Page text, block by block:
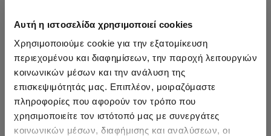
Αυτή η ιστοσελίδα χρησιμοποιεί cookies
Χρησιμοποιούμε cookie για την εξατομίκευση
περιεχομένου και διαφημίσεων, την παροχή λειτουργιών
κοινωνικών μέσων και την ανάλυση της
επισκεψιμότητάς μας. Επιπλέον, μοιραζόμαστε
πληροφορίες που αφορούν τον τρόπο που
χρησιμοποιείτε τον ιστότοπό μας με συνεργάτες
κοινωνικών μέσων, διαφήμισης και αναλύσεων, οι
Army Εφηβικό Bra με
ενίσχυση
10,00 €
Army Brazil Εφηβικό Σλιπ
3,85 €